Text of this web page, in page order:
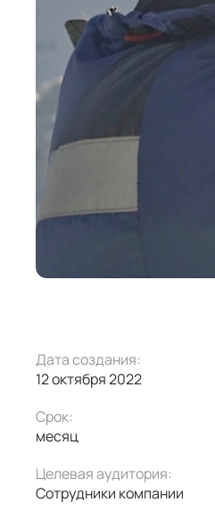
Дата создания:
12 октября 2022
Срок:
месяц
Целевая аудитория:
Сотрудники компании